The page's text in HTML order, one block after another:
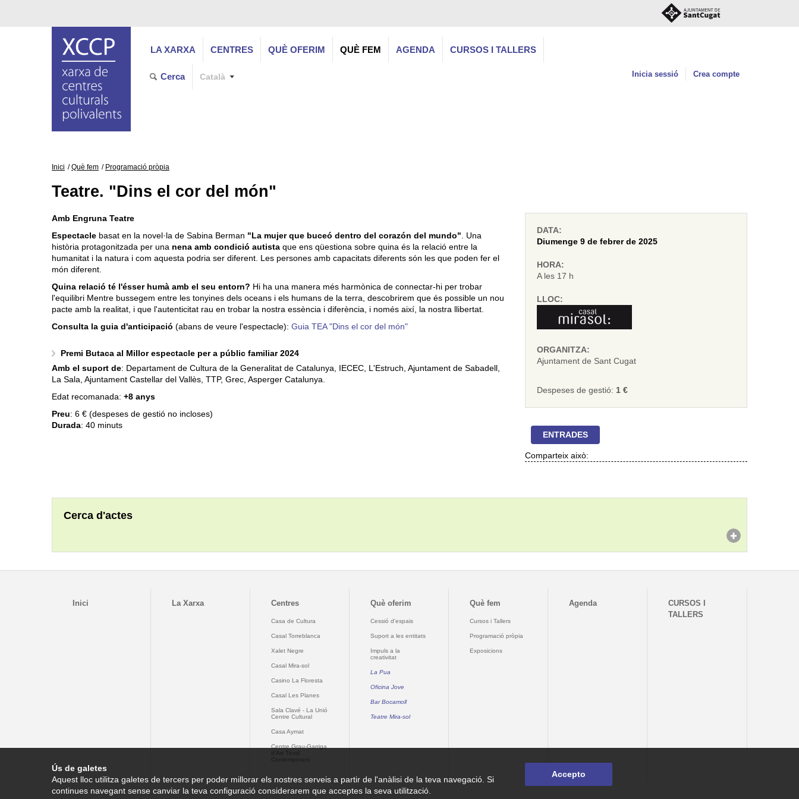
Ús de galetes
Aquest lloc utilitza galetes de tercers per poder millorar els nostres serveis a partir de l'anàlisi de la teva navegació. Si
continues navegant sense canviar la teva configuració considerarem que acceptes la seva utilització.
Accepto
LA XARXA CENTRES QUÈ OFERIM QUÈ FEM AGENDA CURSOS I TALLERS
Cerca Català Inicia sessió Crea compte
Inici Què fem Programació pròpia
Teatre. "Dins el cor del món"
Amb Engruna Teatre
Espectacle basat en la novel·la de Sabina Berman "La mujer que buceó dentro del corazón del mundo". Una
història protagonitzada per una nena amb condició autista que ens qüestiona sobre quina és la relació entre la
humanitat i la natura i com aquesta podria ser diferent. Les persones amb capacitats diferents són les que poden fer el
món diferent.
Quina relació té l'ésser humà amb el seu entorn? Hi ha una manera més harmònica de connectar-hi per trobar
l'equilibri Mentre bussegem entre les tonyines dels oceans i els humans de la terra, descobrirem que és possible un nou
pacte amb la realitat, i que l'autenticitat rau en trobar la nostra essència i diferència, i només així, la nostra llibertat.
Consulta la guia d'anticipació (abans de veure l'espectacle): Guia TEA "Dins el cor del món"
Premi Butaca al Millor espectacle per a públic familiar 2024
Amb el suport de: Departament de Cultura de la Generalitat de Catalunya, IECEC, L'Estruch, Ajuntament de Sabadell,
La Sala, Ajuntament Castellar del Vallès, TTP, Grec, Asperger Catalunya.
Edat recomanada: +8 anys
Preu: 6 € (despeses de gestió no incloses)
Durada: 40 minuts
DATA:
Diumenge 9 de febrer de 2025
HORA:
A les 17 h
LLOC:
ORGANITZA:
Ajuntament de Sant Cugat
Despeses de gestió: 1 €
ENTRADES
Comparteix això:
Cerca d'actes
Inici La Xarxa Centres
Casa de Cultura
Casal Torreblanca
Xalet Negre
Casal Mira-sol
Casino La Floresta
Casal Les Planes
Sala Clavé - La Unió
Centre Cultural
Casa Aymat
Centre Grau-Garriga
d'Art Tèxtil
Contemporani
Què oferim
Cessió d'espais
Suport a les entitats
Impuls a la
creativitat
La Pua
Oficina Jove
Bar Bocamoll
Teatre Mira-sol
Què fem
Cursos i Tallers
Programació pròpia
Exposicions
Agenda
CURSOS I
TALLERS